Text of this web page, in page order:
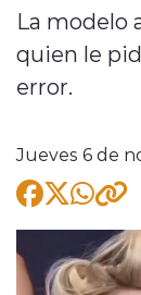
La modelo
quien le
error.
Jueves 6 de